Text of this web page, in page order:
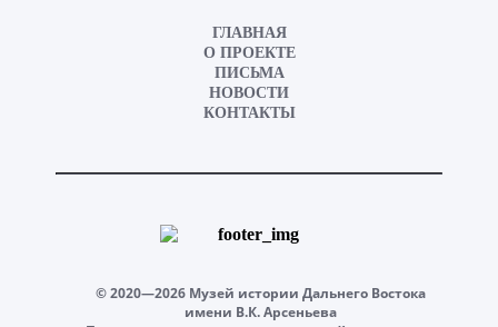
ГЛАВНАЯ
О ПРОЕКТЕ
ПИСЬМА
НОВОСТИ
КОНТАКТЫ
© 2020—2026 Музей истории Дальнего Востока
имени В.К. Арсеньева